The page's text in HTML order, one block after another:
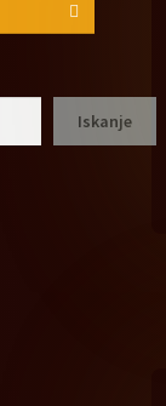
Iskanje